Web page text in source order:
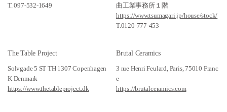
T. 097-532-1649
曲工業事務所１階
https://www.tsumagari.jp/house/stock/
T.0120-777-453
The Table Project
Solvgade 5 ST TH 1307 Copenhagen
K Denmark
https://www.thetableproject.dk
Brutal Ceramics
3 rue Henri Feulard, Paris, 75010 Franc
e
https://brutalceramics.com